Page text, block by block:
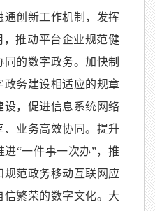
创新工作机制，发挥
，推动平台企业规范健
的数字政务。加快制
政务建设相适应的规章
，促进信息系统网络
、业务高效协同。提升
“一件事一次办”，推
范政务移动互联网应
繁荣的数字文化。大